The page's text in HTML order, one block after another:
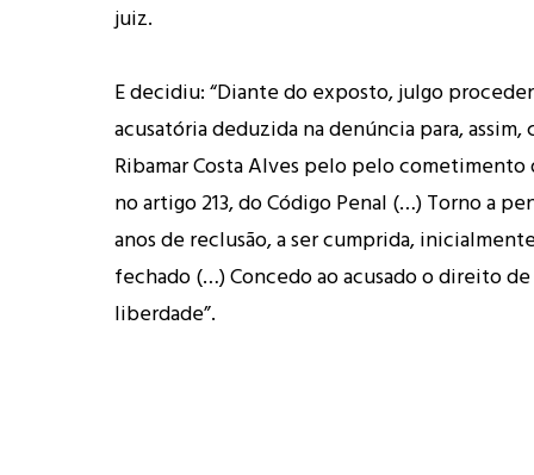
juiz.
E decidiu: “Diante do exposto, julgo
acusatória deduzida na denúncia para, assim,
Ribamar Costa Alves pelo pelo
no artigo 213, do Código Penal (…) Torno a
anos de reclusão, a ser cumprida,
fechado (…) Concedo ao acusado o direito
liberdade”.